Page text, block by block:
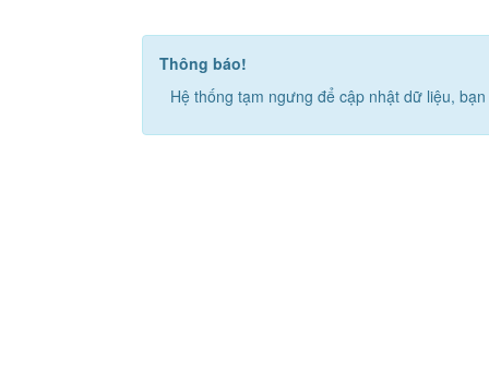
Thông báo!
Hệ thống tạm ngưng để cập nhật dữ liệu,